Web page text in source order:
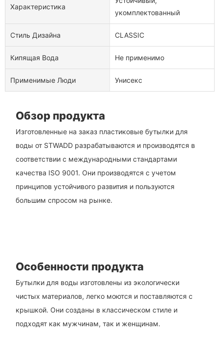
Характеристика
укомплектованный
Стиль Дизайна CLASSIC
Кипящая Вода Не применимо
Применимые Люди Унисекс
Обзор продукта
Изготовленные на заказ пластиковые бутылки для
воды от STWADD разрабатываются и производятся в
соответствии с международными стандартами
качества ISO 9001. Они производятся с учетом
принципов устойчивого развития и пользуются
большим спросом на рынке.
Особенности продукта
Бутылки для воды изготовлены из экологически
чистых материалов, легко моются и поставляются с
крышкой. Они созданы в классическом стиле и
подходят как мужчинам, так и женщинам.